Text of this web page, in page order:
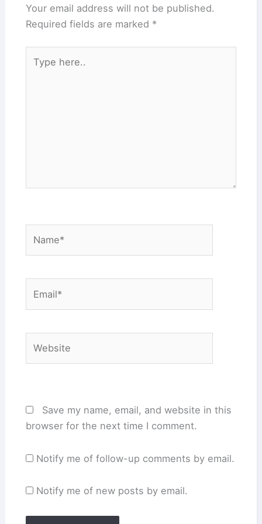
Your email address will not be published.
Required fields are marked *
here..
Save my name, email, and website in this
browser for the next time I comment.
Notify me of follow-up comments by email.
Notify me of new posts by email.